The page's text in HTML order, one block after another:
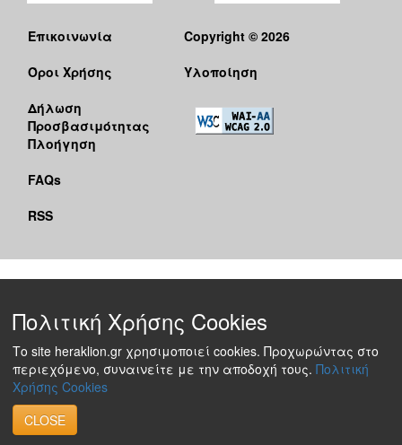
Επικοινωνία
Όροι Χρήσης
Δήλωση
Προσβασιμότητας
Πλοήγηση
FAQs
RSS
Copyright © 2026
Υλοποίηση
Πολιτική Χρήσης Cookies
Το site heraklion.gr χρησιμοποιεί cookies. Προχωρώντας στο
περιεχόμενο, συναινείτε με την αποδοχή τους. Πολιτική
Χρήσης Cookies
CLOSE